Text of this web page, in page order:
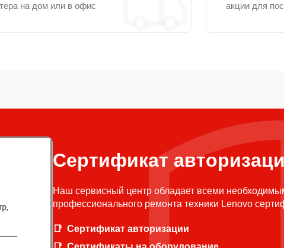
на дом или в офис
акции для
Сертификат
Наш сервисный центр обладает всеми
профессионального ремонта техники Lenovo
Сертификат авторизации